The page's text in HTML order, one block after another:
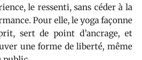
le ressenti, sans céder à la
Pour elle, le yoga façonne
sert de point d’ancrage, et
une forme de liberté, même